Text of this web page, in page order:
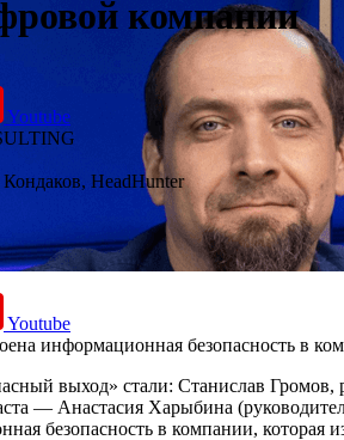
компании
Youtube
HeadHunter
Youtube
информационная безопасность в
выход» стали: Станислав
— Анастасия Харыбина
безопасность в компании, которая